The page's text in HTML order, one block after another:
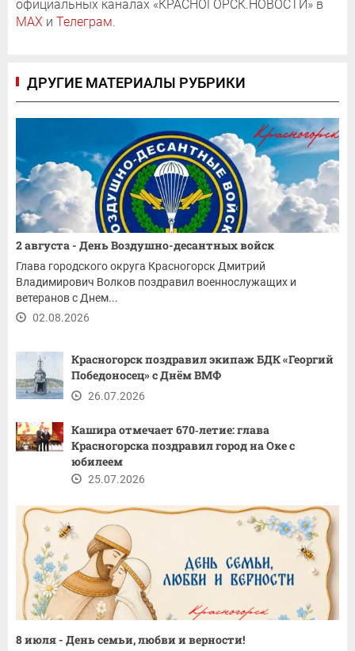
официальных каналах «КРАСНОГОРСК.НОВОСТИ» в
MAX и Телеграм.
ДРУГИЕ МАТЕРИАЛЫ РУБРИКИ
2 августа - День Воздушно-десантных войск
Глава городского округа Красногорск Дмитрий
Владимирович Волков поздравил военнослужащих и
ветеранов с Днем...
02.08.2026
Красногорск поздравил экипаж БДК «Георгий
Победоносец» с Днём ВМФ
26.07.2026
Кашира отмечает 670‑летие: глава
Красногорска поздравил город на Оке с
юбилеем
25.07.2026
8 июля - День семьи, любви и верности!